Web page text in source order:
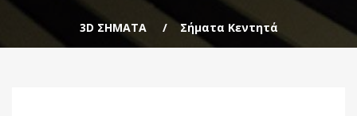
3D ΣΗΜΑΤΑ Σήματα Κεντητά